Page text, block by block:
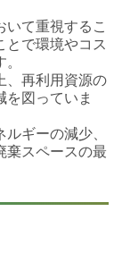
いて重視するこ
とで環境やコス
、再利用資源の
を図っていま
ギーの減少、
棄スペースの最